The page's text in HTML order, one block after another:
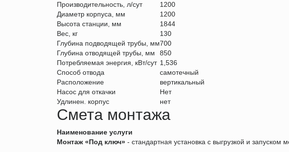
Производительность, л/сут
1200
Диаметр корпуса, мм
1200
Высота станции, мм
1844
Вес, кг
130
Глубина подводящей трубы, мм700
Глубина отводящей трубы, мм
850
Потребляемая энергия, кВт/сут 1,536
Способ отвода
самотечный
Расположение
вертикальный
Насос для откачки
Нет
Удлинен. корпус
нет
Смета монтажа
Наименование услуги
Монтаж «Под ключ» - стандартная установка с выгрузкой и запуском